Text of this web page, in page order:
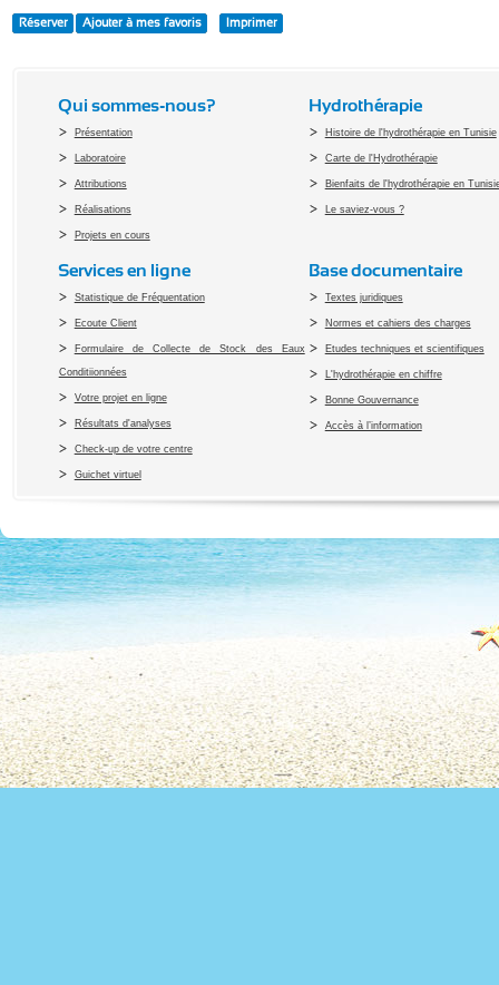
Réserver Ajouter à mes favoris Imprimer
Qui sommes-nous?
Présentation
Laboratoire
Attributions
Réalisations
Projets en cours
Hydrothérapie
Histoire de l'hydrothérapie en Tunisie
Carte de l'Hydrothérapie
Bienfaits de l'hydrothérapie en
Le saviez-vous ?
Services en ligne
Statistique de Fréquentation
Ecoute Client
Formulaire de Collecte de Stock des Eaux
Conditiionnées
Votre projet en ligne
Résultats d'analyses
Check-up de votre centre
Guichet virtuel
Base documentaire
Textes juridiques
Normes et cahiers des charges
Etudes techniques et scientifiques
L'hydrothérapie en chiffre
Bonne Gouvernance
Accès à l’information